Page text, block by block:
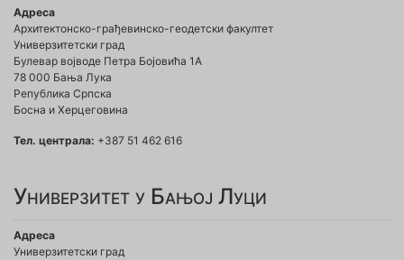
Адреса
Архитектонско-грађевинско-геодетски факултет
Универзитетски град
Булевар војводе Петра Бојовића 1A
78 000 Бања Лука
Република Српска
Босна и Херцеговина
Тел. централа: +387 51 462 616
Универзитет у Бањој Луци
Адреса
Универзитетски град